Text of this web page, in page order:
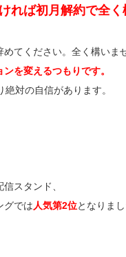
れば初月解約で全
てください。全く構いま
を変えるつもりです。
対の自信があります。
スタンド、
グでは 人気第2位となりま